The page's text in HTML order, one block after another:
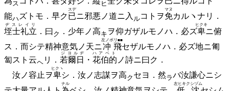
ス ヒ
能ハ ズトモ．早ク已
スデ
ニ邪悪ノ道ニ 入 ルコトヲ免
マヌ
カルヽナリ．
垤士礼立
ヂスレイリ
． 曰ク ． 少年ノ高キ ヲ仰ガザルモノハ．必ズ卑
ヒクキ
ニ俯
ス．而シテ精神意気ノ天ニ冲飛
左ノボリ■■
セザルモノハ．必ズ地ニ匍
匐スト 云ヘ リ． 若爾日・花伯的
ジヨルヂ ハアベト
ノ詩ニ曰ク．
汝ノ容止ヲ卑
ヒクヽ
シ．汝ノ志謀ヲ高ク セヨ． 然ラバ汝謙心ニシ
ナル 左ヒキクシヅム